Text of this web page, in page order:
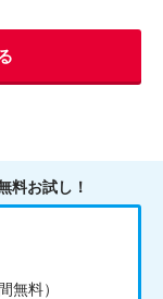
料お試し！
無料）